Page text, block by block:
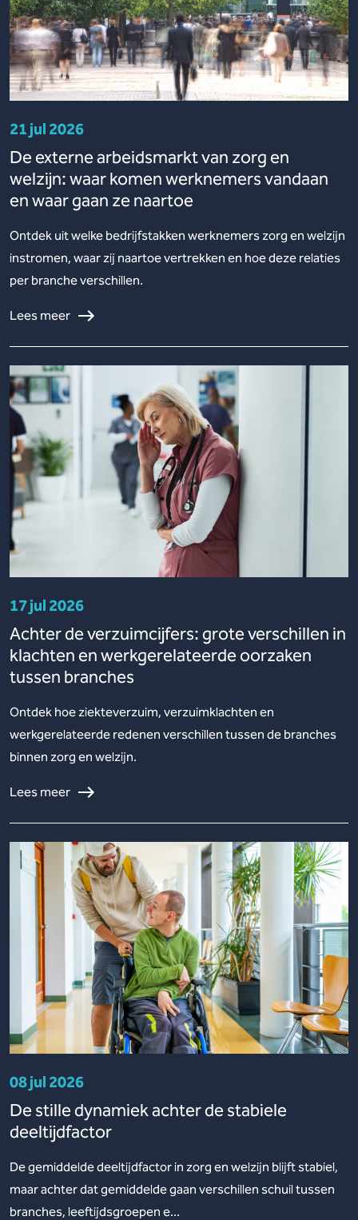
21 jul 2026
De externe arbeidsmarkt van zorg en
welzijn: waar komen werknemers vandaan
en waar gaan ze naartoe
Ontdek uit welke bedrijfstakken werknemers zorg en welzijn
instromen, waar zij naartoe vertrekken en hoe deze relaties
per branche verschillen.
Lees meer
17 jul 2026
Achter de verzuimcijfers: grote verschillen in
klachten en werkgerelateerde oorzaken
tussen branches
Ontdek hoe ziekteverzuim, verzuimklachten en
werkgerelateerde redenen verschillen tussen de branches
binnen zorg en welzijn.
Lees meer
08 jul 2026
De stille dynamiek achter de stabiele
deeltijdfactor
De gemiddelde deeltijdfactor in zorg en welzijn blijft stabiel,
maar achter dat gemiddelde gaan verschillen schuil tussen
branches, leeftijdsgroepen e...